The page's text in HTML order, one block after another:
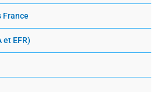
France
et EFR)